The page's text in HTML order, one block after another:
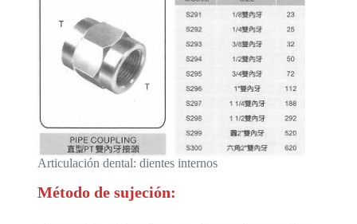
Articulación dental: dientes internos
Método de sujeción: